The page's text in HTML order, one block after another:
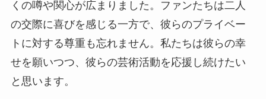
くの噂や関心が広まりました。ファンたちは二人
の交際に喜びを感じる一方で、彼らのプライベー
トに対する尊重も忘れません。私たちは彼らの幸
せを願いつつ、彼らの芸術活動を応援し続けたい
と思います。